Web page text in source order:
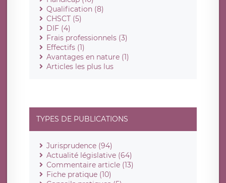
Qualification (8)
CHSCT (5)
DIF (4)
Frais professionnels (3)
Effectifs (1)
Avantages en nature (1)
Articles les plus lus
TYPES DE PUBLICATIONS
Jurisprudence (94)
Actualité législative (64)
Commentaire article (13)
Fiche pratique (10)